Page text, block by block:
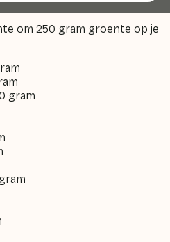
om 250 gram groente op je
gram